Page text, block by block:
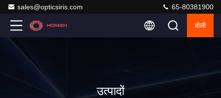
sales@opticsiris.com 65-80381900
बोली
उत्पादों